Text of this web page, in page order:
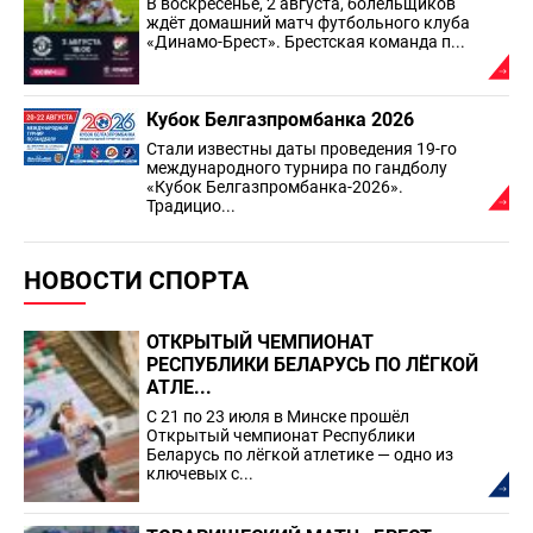
ждёт домашний матч футбольного клуба
«Динамо-Брест». Брестская команда п...
Кубок Белгазпромбанка 2026
Стали известны даты проведения 19-го
международного турнира по гандболу
«Кубок Белгазпромбанка-2026».
Традицио...
НОВОСТИ СПОРТА
ОТКРЫТЫЙ ЧЕМПИОНАТ
РЕСПУБЛИКИ БЕЛАРУСЬ ПО ЛЁГКОЙ
АТЛЕ...
С 21 по 23 июля в Минске прошёл
Открытый чемпионат Республики
Беларусь по лёгкой атлетике — одно из
ключевых с...